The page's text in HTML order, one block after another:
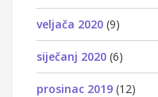
veljača 2020 (9)
siječanj 2020 (6)
prosinac 2019 (12)